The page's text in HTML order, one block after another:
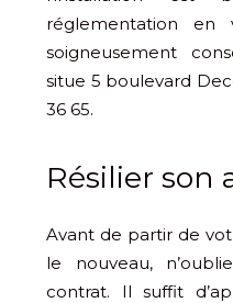
réglementation
soigneusement
situe 5 boulevard
36 65.
Résilier son
Avant de partir de
le nouveau,
contrat. Il suffit